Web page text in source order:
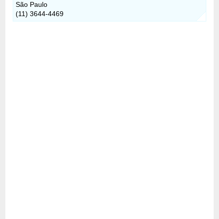
São Paulo
(11) 3644-4469